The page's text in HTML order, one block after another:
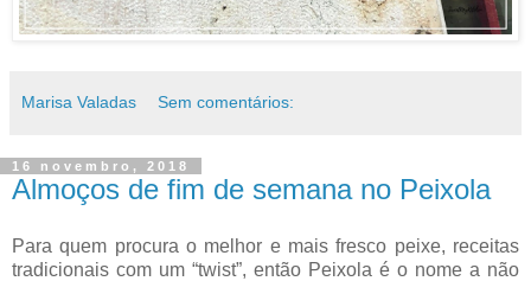
Marisa Valadas Sem comentários:
16 novembro, 2018
Almoços de fim de semana no Peixola
Para quem procura o melhor e mais fresco peixe, receitas
tradicionais com um “twist”, então Peixola é o nome a não